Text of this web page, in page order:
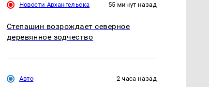
Новости Архангельска 55 минут назад
Степашин возрождает северное
деревянное зодчество
Авто 2 часа назад